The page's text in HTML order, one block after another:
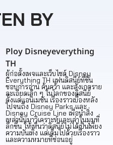
BY
Ploy Disneyeverything
TH
ผู้ก่อตั้งเพจและเว็บไซต์ Disney
Everything TH แฟนดิสนีย์ที่ชื่น
ชอบการอ่าน ค้นคว้า และสังเกตราย
ละเอียดเล็ก ๆ ในโลกของดิสนีย์
ตั้งแต่แอนิเมชัน เรื่องราวเบื้องหลัง
ไปจนถึง Disney Parks และ
Disney Cruise Line เพื่อนำสิ่ง
เหล่านั้นมาวิเคราะห์และเล่าในมุมที่
ลึกขึ้น ให้เห็นว่าดิสนีย์ไม่ได้เป็นเพียง
ความบันเทิง แต่เต็มไปด้วยเรื่องราว
และความหมายที่ซ่อนอยู่